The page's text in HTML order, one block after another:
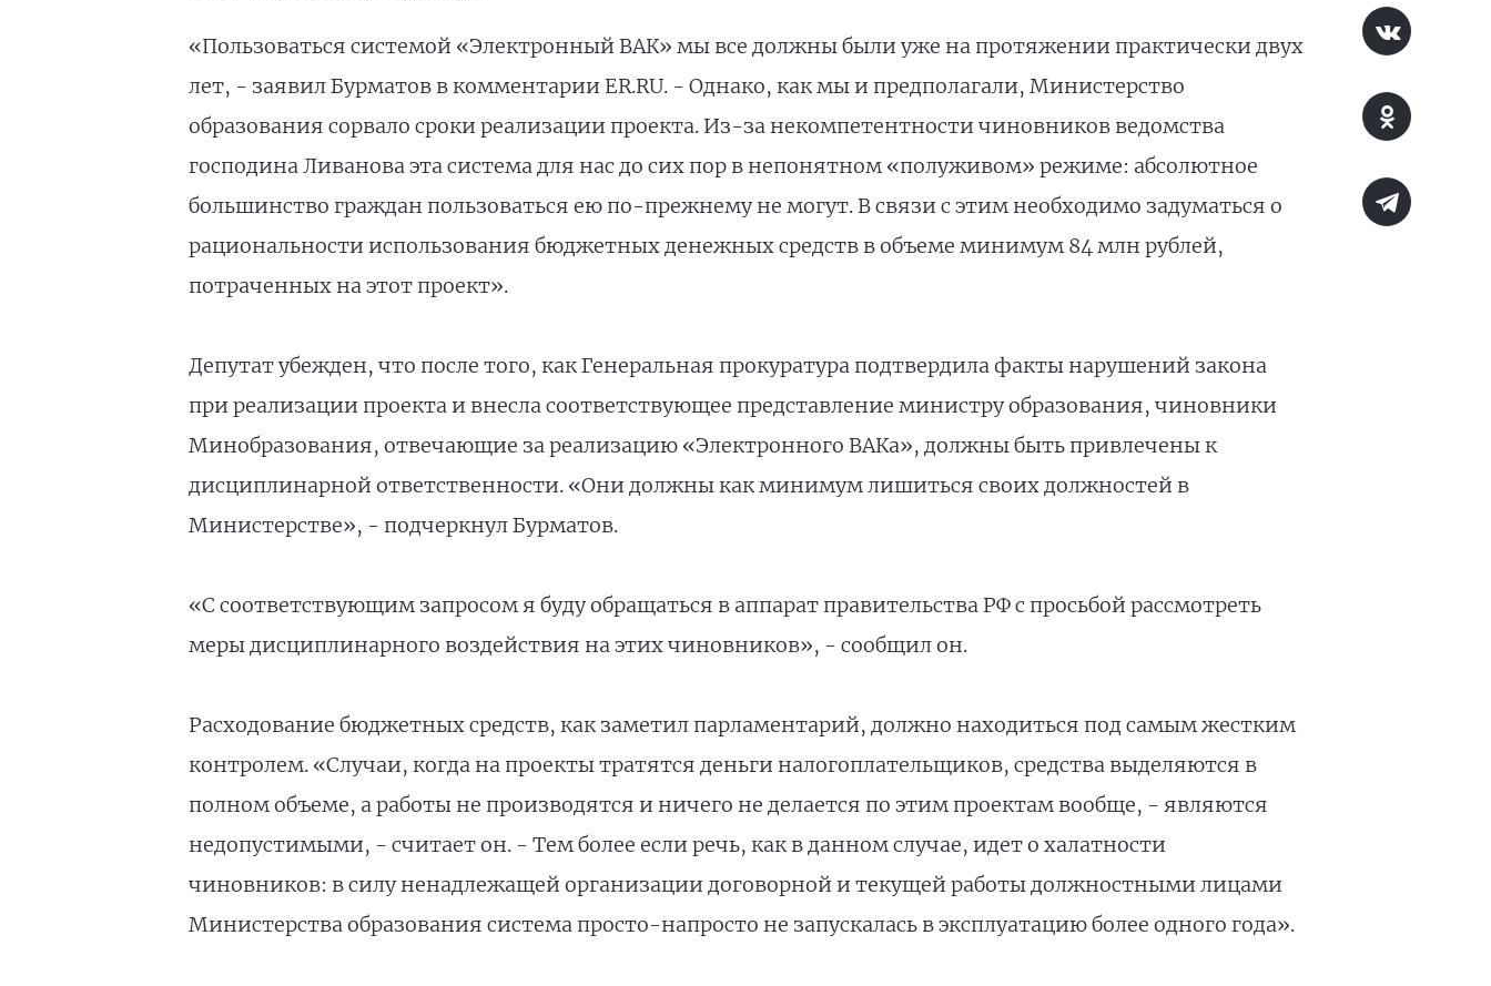
«Пользоваться системой «Электронный ВАК» мы все должны были уже на протяжении практически двух
лет, - заявил Бурматов в комментарии ER.RU. - Однако, как мы и предполагали, Министерство
образования сорвало сроки реализации проекта. Из-за некомпетентности чиновников ведомства
господина Ливанова эта система для нас до сих пор в непонятном «полуживом» режиме: абсолютное
большинство граждан пользоваться ею по-прежнему не могут. В связи с этим необходимо задуматься о
рациональности использования бюджетных денежных средств в объеме минимум 84 млн рублей,
потраченных на этот проект».
Депутат убежден, что после того, как Генеральная прокуратура подтвердила факты нарушений закона
при реализации проекта и внесла соответствующее представление министру образования, чиновники
Минобразования, отвечающие за реализацию «Электронного ВАКа», должны быть привлечены к
дисциплинарной ответственности. «Они должны как минимум лишиться своих должностей в
Министерстве», - подчеркнул Бурматов.
«С соответствующим запросом я буду обращаться в аппарат правительства РФ с просьбой рассмотреть
меры дисциплинарного воздействия на этих чиновников», - сообщил он.
Расходование бюджетных средств, как заметил парламентарий, должно находиться под самым жестким
контролем. «Случаи, когда на проекты тратятся деньги налогоплательщиков, средства выделяются в
полном объеме, а работы не производятся и ничего не делается по этим проектам вообще, - являются
недопустимыми, - считает он. - Тем более если речь, как в данном случае, идет о халатности
чиновников: в силу ненадлежащей организации договорной и текущей работы должностными лицами
Министерства образования система просто-напросто не запускалась в эксплуатацию более одного года».